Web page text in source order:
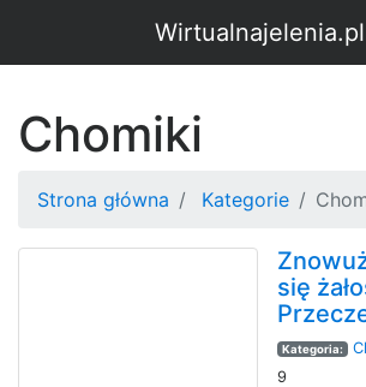
Wirtualnajelenia.pl
Chomiki
Strona główna Kategorie
się
Kategoria:
9